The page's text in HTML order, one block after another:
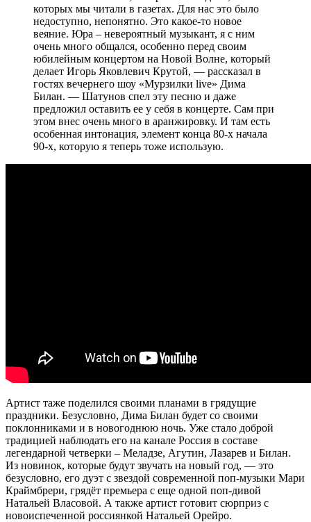
которых мы читали в газетах. Для нас это было
недоступно, непонятно. Это какое-то новое
веяние. Юра – невероятный музыкант, я с ним
очень много общался, особенно перед своим
юбилейным концертом на Новой Волне, который
делает Игорь Яковлевич Крутой, — рассказал в
гостях вечернего шоу «Мурзилки live» Дима
Билан. — Шатунов спел эту песню и даже
предложил оставить ее у себя в концерте. Сам при
этом внес очень много в аранжировку. И там есть
особенная интонация, элемент конца 80-х начала
90-х, которую я теперь тоже использую.
Артист таже поделился своими планами в грядущие
праздники. Безусловно, Дима Билан будет со своими
поклонниками и в новогоднюю ночь. Уже стало доброй
традицией наблюдать его на канале Россия в составе
легендарной четверки – Меладзе, Агутин, Лазарев и Билан.
Из новинок, которые будут звучать на новый год, — это
безусловно, его дуэт с звездой современной поп-музыки Мари
Краймбрери, грядёт премьера с еще одной поп-дивой
Натальей Власовой. А также артист готовит сюрприз с
новоиспеченной россиянкой Натальей Орейро.